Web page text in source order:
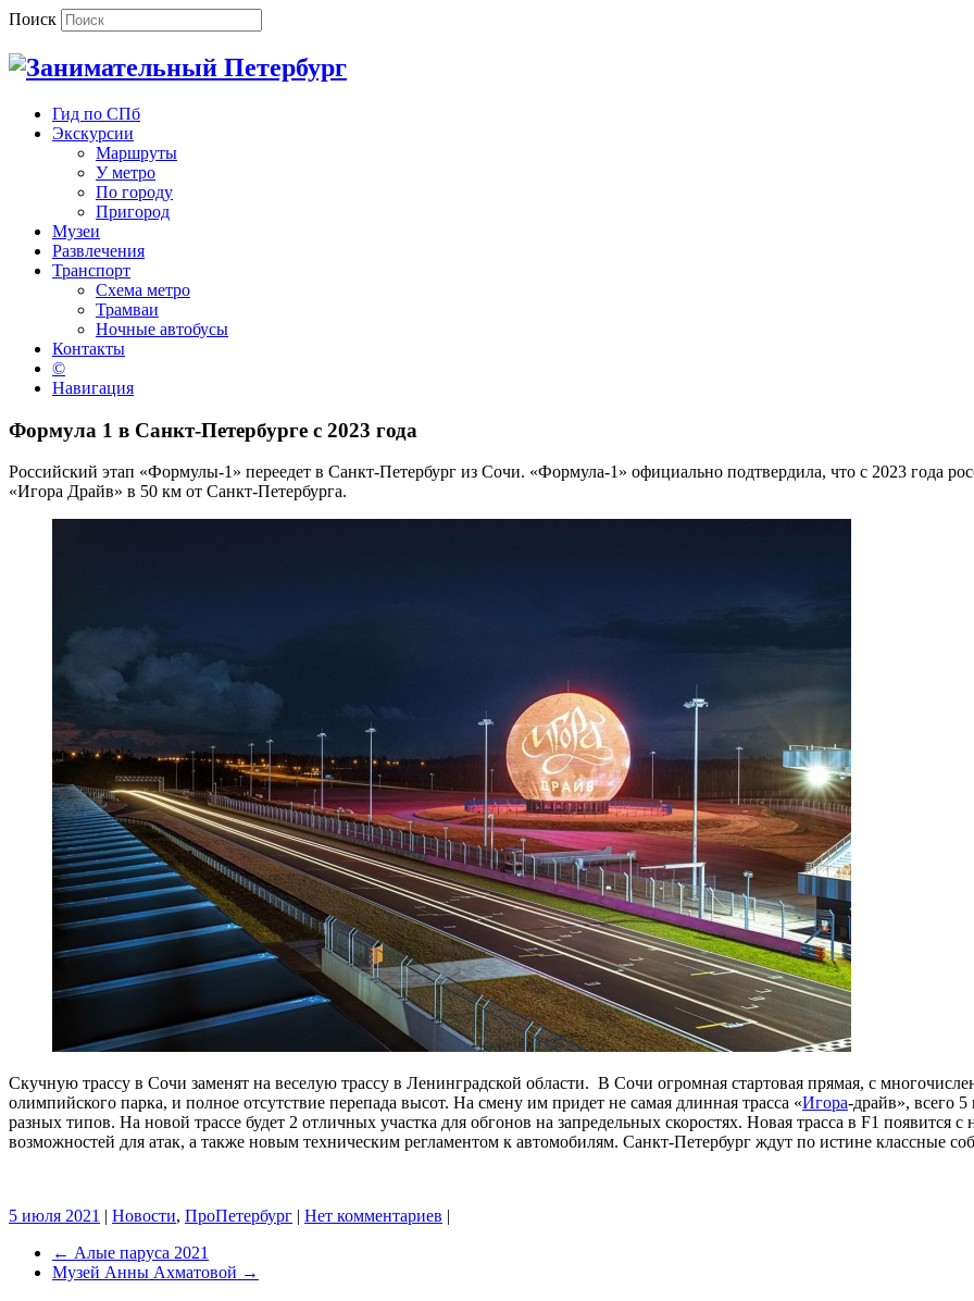
Поиск
Гид по СПб
Экскурсии
Маршруты
У метро
По городу
Пригород
Музеи
Развлечения
Транспорт
Схема метро
Трамваи
Ночные автобусы
Контакты
©
Навигация
Формула 1 в Санкт-Петербурге с 2023 года
Российский этап «Формулы-1» переедет в Санкт-Петербург из Сочи. «Формула-1» официально подтвердила, что с 2023 года
«Игора Драйв» в 50 км от Санкт-Петербурга.
Скучную трассу в Сочи заменят на веселую трассу в Ленинградской области. В Сочи огромная стартовая прямая, с
олимпийского парка, и полное отсутствие перепада высот. На смену им придет не самая длинная трасса «Игора-драйв», всего
разных типов. На новой трассе будет 2 отличных участка для обгонов на запредельных скоростях. Новая трасса в F1
возможностей для атак, а также новым техническим регламентом к автомобилям. Санкт-Петербург ждут по истине классные
5 июля 2021 | Новости, ПроПетербург | Нет комментариев |
← Алые паруса 2021
Музей Анны Ахматовой →